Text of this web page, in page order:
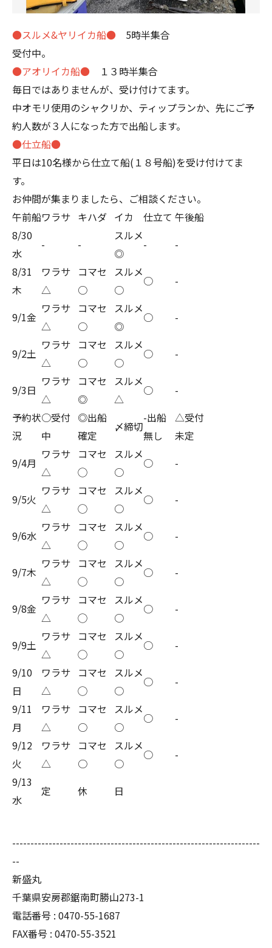
●スルメ&ヤリイカ船● 5時半集合
受付中。
●アオリイカ船● １３時半集合
毎日ではありませんが、受け付けてます。
中オモリ使用のシャクリか、ティップランか、先にご予
約人数が３人になった方で出船します。
●仕立船●
平日は10名様から仕立て船(１８号船)を受け付けてま
す。
お仲間が集まりましたら、ご相談ください。
午前船ワラサ キハダ イカ 仕立て 午後船
8/30
水
- -
スルメ
◎
-
-
8/31
木
ワラサ
△
コマセ
○
スルメ
○
○ -
9/1金
ワラサ
△
コマセ
○
スルメ
◎
○ -
9/2土
ワラサ
△
コマセ
○
スルメ
○
○ -
9/3日
ワラサ
△
コマセ
◎
スルメ
△
○
-
予約状
況
○受付
中
◎出船
確定
〆締切
-出船
無し
△受付
未定
9/4月
ワラサ
△
コマセ
◯
スルメ
○
○ -
9/5火
ワラサ
△
コマセ
◯
スルメ
○
○ -
9/6水
ワラサ
△
コマセ
◯
スルメ
○
○ -
9/7木
ワラサ
△
コマセ
◯
スルメ
○
○ -
9/8金
ワラサ
△
コマセ
◯
スルメ
○
○ -
9/9土
ワラサ
△
コマセ
◯
スルメ
○
○
-
9/10
日
ワラサ
△
コマセ
◯
スルメ
○
○
-
9/11
月
ワラサ
△
コマセ
○
スルメ
○
○
-
9/12
火
ワラサ
△
コマセ
○
スルメ
○
○
-
9/13
水
定 休 日
--------------------------------------------------------------------
--
新盛丸
千葉県安房郡鋸南町勝山273-1
電話番号 : 0470-55-1687
FAX番号 : 0470-55-3521